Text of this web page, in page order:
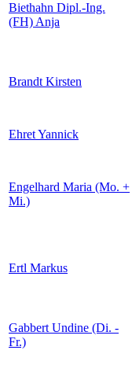
Biethahn Dipl.-Ing.
(FH) Anja
Brandt Kirsten
Ehret Yannick
Engelhard Maria (Mo. +
Mi.)
Ertl Markus
Gabbert Undine (Di. -
Fr.)